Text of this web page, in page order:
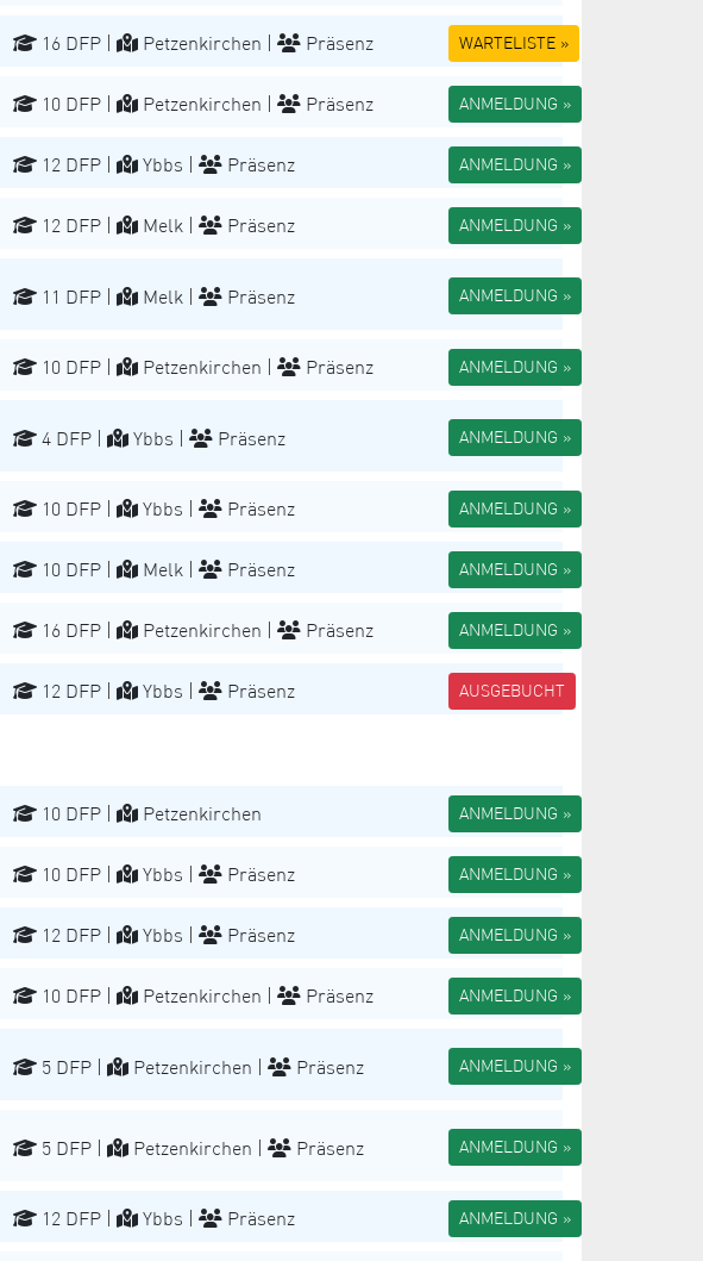
16 DFP | Petzenkirchen | Präsenz WARTELISTE »
10 DFP | Petzenkirchen | Präsenz ANMELDUNG »
12 DFP | Ybbs | Präsenz ANMELDUNG »
12 DFP | Melk | Präsenz ANMELDUNG »
11 DFP | Melk | Präsenz ANMELDUNG »
10 DFP | Petzenkirchen | Präsenz ANMELDUNG »
4 DFP | Ybbs | Präsenz ANMELDUNG »
10 DFP | Ybbs | Präsenz ANMELDUNG »
10 DFP | Melk | Präsenz ANMELDUNG »
16 DFP | Petzenkirchen | Präsenz ANMELDUNG »
12 DFP | Ybbs | Präsenz AUSGEBUCHT
10 DFP | Petzenkirchen ANMELDUNG »
10 DFP | Ybbs | Präsenz ANMELDUNG »
12 DFP | Ybbs | Präsenz ANMELDUNG »
10 DFP | Petzenkirchen | Präsenz ANMELDUNG »
5 DFP | Petzenkirchen | Präsenz ANMELDUNG »
5 DFP | Petzenkirchen | Präsenz ANMELDUNG »
12 DFP | Ybbs | Präsenz ANMELDUNG »